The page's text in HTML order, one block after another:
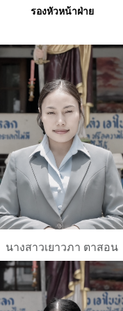
รองหัวหน้าฝ่าย
นางสาวเยาวภา ตาสอน